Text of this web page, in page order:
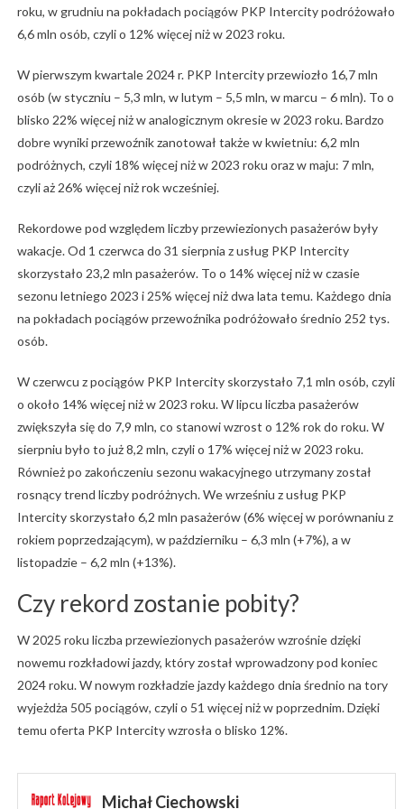
roku, w grudniu na pokładach pociągów PKP Intercity podróżowało
6,6 mln osób, czyli o 12% więcej niż w 2023 roku.
W pierwszym kwartale 2024 r. PKP Intercity przewiozło 16,7 mln
osób (w styczniu – 5,3 mln, w lutym – 5,5 mln, w marcu – 6 mln). To o
blisko 22% więcej niż w analogicznym okresie w 2023 roku. Bardzo
dobre wyniki przewoźnik zanotował także w kwietniu: 6,2 mln
podróżnych, czyli 18% więcej niż w 2023 roku oraz w maju: 7 mln,
czyli aż 26% więcej niż rok wcześniej.
Rekordowe pod względem liczby przewiezionych pasażerów były
wakacje. Od 1 czerwca do 31 sierpnia z usług PKP Intercity
skorzystało 23,2 mln pasażerów. To o 14% więcej niż w czasie
sezonu letniego 2023 i 25% więcej niż dwa lata temu. Każdego dnia
na pokładach pociągów przewoźnika podróżowało średnio 252 tys.
osób.
W czerwcu z pociągów PKP Intercity skorzystało 7,1 mln osób, czyli
o około 14% więcej niż w 2023 roku. W lipcu liczba pasażerów
zwiększyła się do 7,9 mln, co stanowi wzrost o 12% rok do roku. W
sierpniu było to już 8,2 mln, czyli o 17% więcej niż w 2023 roku.
Również po zakończeniu sezonu wakacyjnego utrzymany został
rosnący trend liczby podróżnych. We wrześniu z usług PKP
Intercity skorzystało 6,2 mln pasażerów (6% więcej w porównaniu z
rokiem poprzedzającym), w październiku – 6,3 mln (+7%), a w
listopadzie – 6,2 mln (+13%).
Czy rekord zostanie pobity?
W 2025 roku liczba przewiezionych pasażerów wzrośnie dzięki
nowemu rozkładowi jazdy, który został wprowadzony pod koniec
2024 roku. W nowym rozkładzie jazdy każdego dnia średnio na tory
wyjeżdża 505 pociągów, czyli o 51 więcej niż w poprzednim. Dzięki
temu oferta PKP Intercity wzrosła o blisko 12%.
Michał Ciechowski